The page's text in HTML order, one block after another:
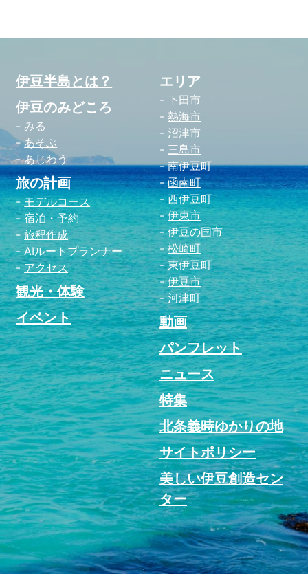
伊豆半島とは？
伊豆のみどころ
みる
あそぶ
あじわう
旅の計画
モデルコース
宿泊・予約
旅程作成
AIルートプランナー
アクセス
観光・体験
イベント
エリア
下田市
熱海市
沼津市
三島市
南伊豆町
函南町
西伊豆町
伊東市
伊豆の国市
松崎町
東伊豆町
伊豆市
河津町
動画
パンフレット
ニュース
特集
北条義時ゆかりの地
サイトポリシー
美しい伊豆創造セン
ター